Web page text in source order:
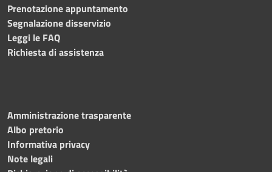
Prenotazione appuntamento
Segnalazione disservizio
Leggi le FAQ
Richiesta di assistenza
Amministrazione trasparente
Albo pretorio
Informativa privacy
Note legali